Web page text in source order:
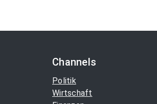
Channels
Politik
Wirtschaft